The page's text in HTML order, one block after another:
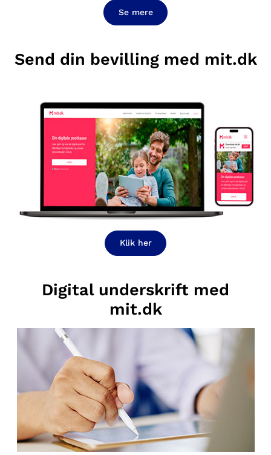
Se mere
Send din bevilling med mit.dk
Klik her
Digital underskrift med
mit.dk